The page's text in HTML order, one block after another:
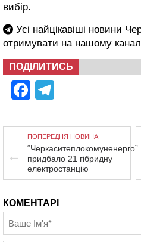
вибір.
Усі найцікавіші новини
отримувати на нашому
ПОДІЛИТИСЬ
Facebook
ПОПЕРЕДНЯ НОВИНА
“Черкаситеплокомуненерго”
придбало 21 гібридну
електростанцію
КОМЕНТАРІ